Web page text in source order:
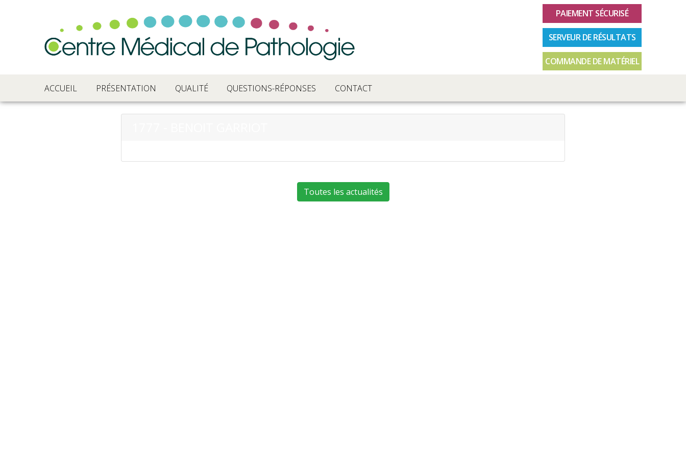
PAIEMENT SÉCURISÉ
SERVEUR DE RÉSULTATS
COMMANDE DE MATÉRIEL
ACCUEIL PRÉSENTATION QUALITÉ QUESTIONS-RÉPONSES CONTACT
Toutes les actualités